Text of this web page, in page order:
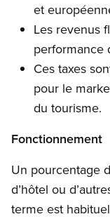
et
Les revenus
performance
Ces taxes
pour le
du tourisme.
Fonctionnement
Un pourcentage
d’hôtel ou
terme est